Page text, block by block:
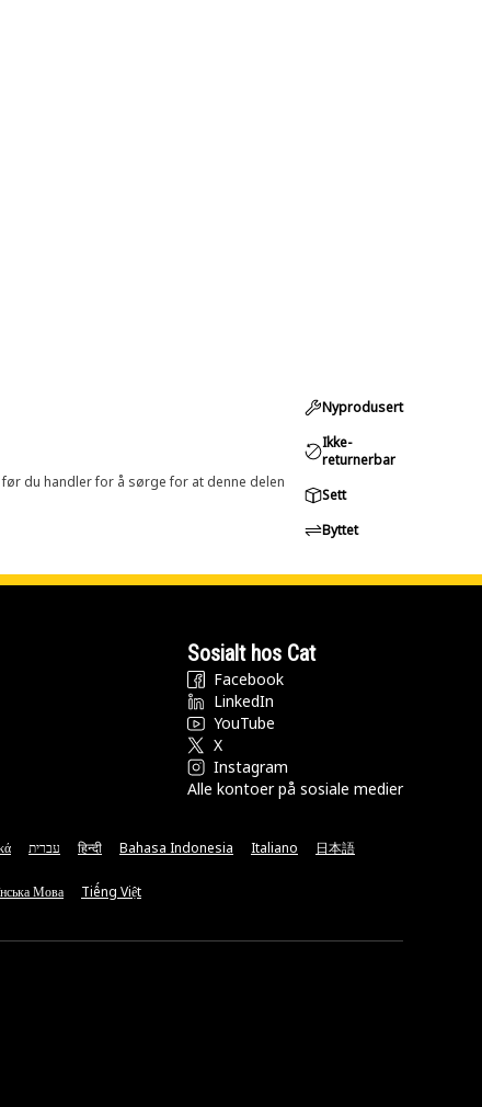
du handler for å sørge for at denne delen
Nyprodusert
Ikke-
returnerbar
Sett
Byttet
Sosialt hos Cat
Facebook
LinkedIn
YouTube
X
Instagram
Alle kontoer på sosiale medier
עברית हिन्दी Bahasa Indonesia Italiano 日本語
Мова Tiếng Việt